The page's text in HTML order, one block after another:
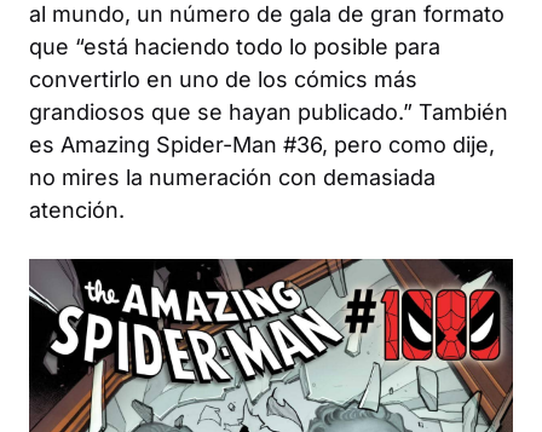
al mundo, un número de gala de gran formato
que “está haciendo todo lo posible para
convertirlo en uno de los cómics más
grandiosos que se hayan publicado.” También
es Amazing Spider-Man #36, pero como dije,
no mires la numeración con demasiada
atención.